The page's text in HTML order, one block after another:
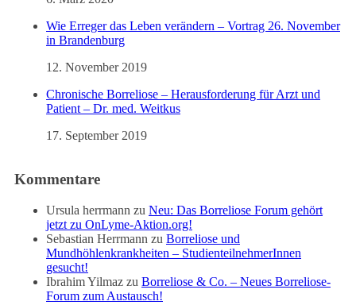
Wie Erreger das Leben verändern – Vortrag 26. November
in Brandenburg
12. November 2019
Chronische Borreliose – Herausforderung für Arzt und
Patient – Dr. med. Weitkus
17. September 2019
Kommentare
Ursula herrmann zu Neu: Das Borreliose Forum gehört
jetzt zu OnLyme-Aktion.org!
Sebastian Herrmann zu Borreliose und
Mundhöhlenkrankheiten – StudienteilnehmerInnen
gesucht!
Ibrahim Yilmaz zu Borreliose & Co. – Neues Borreliose-
Forum zum Austausch!